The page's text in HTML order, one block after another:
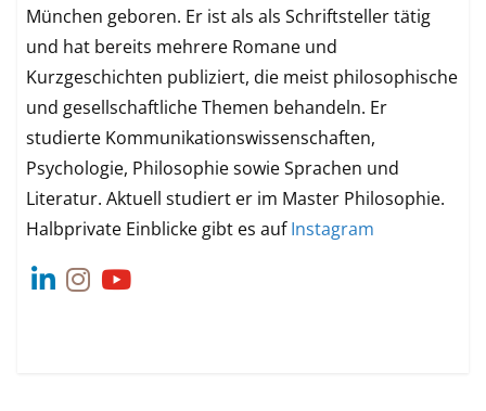
München geboren. Er ist als als Schriftsteller tätig
und hat bereits mehrere Romane und
Kurzgeschichten publiziert, die meist philosophische
und gesellschaftliche Themen behandeln. Er
studierte Kommunikationswissenschaften,
Psychologie, Philosophie sowie Sprachen und
Literatur. Aktuell studiert er im Master Philosophie.
Halbprivate Einblicke gibt es aufInstagram